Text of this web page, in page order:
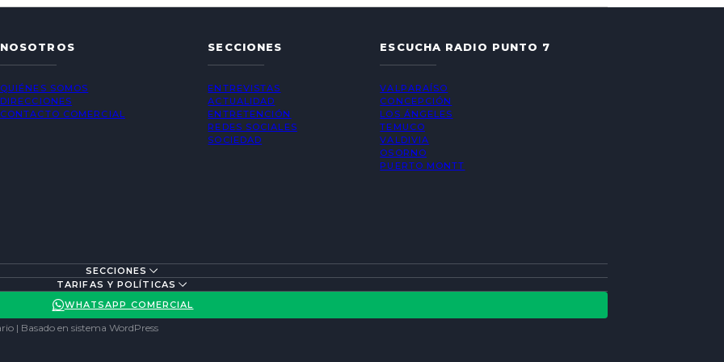
NOSOTROS
QUIÉNES SOMOS
DIRECCIONES
CONTACTO COMERCIAL
SECCIONES
ENTREVISTAS
ACTUALIDAD
ENTRETENCIÓN
REDES SOCIALES
SOCIEDAD
ESCUCHA RADIO PUNTO 7
VALPARAÍSO
CONCEPCIÓN
LOS ÁNGELES
TEMUCO
VALDIVIA
OSORNO
PUERTO MONTT
SECCIONES
TARIFAS Y POLÍTICAS
WHATSAPP COMERCIAL
| Basado en sistema WordPress